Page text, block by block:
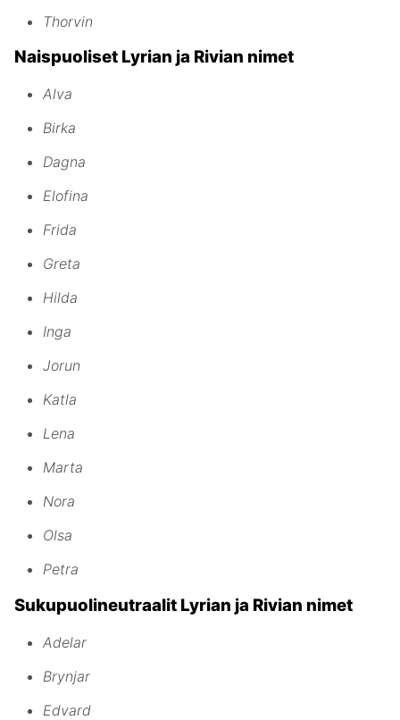
Thorvin
Naispuoliset Lyrian ja Rivian nimet
Alva
Birka
Dagna
Elofina
Frida
Greta
Hilda
Inga
Jorun
Katla
Lena
Marta
Nora
Olsa
Petra
Sukupuolineutraalit Lyrian ja Rivian nimet
Adelar
Brynjar
Edvard